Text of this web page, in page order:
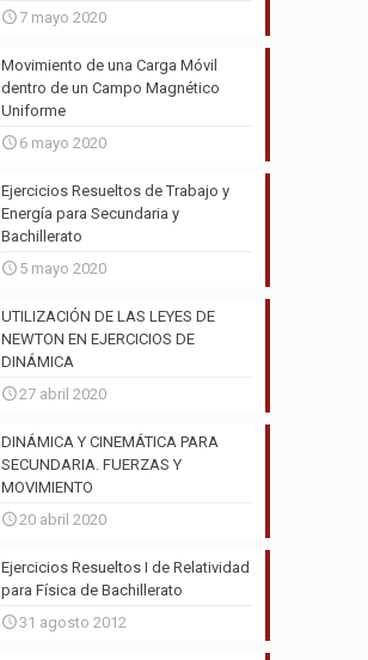
7 mayo 2020
Movimiento de una Carga Móvil
dentro de un Campo Magnético
Uniforme
6 mayo 2020
Ejercicios Resueltos de Trabajo y
Energía para Secundaria y
Bachillerato
5 mayo 2020
UTILIZACIÓN DE LAS LEYES DE
NEWTON EN EJERCICIOS DE
DINÁMICA
27 abril 2020
DINÁMICA Y CINEMÁTICA PARA
SECUNDARIA. FUERZAS Y
MOVIMIENTO
20 abril 2020
Ejercicios Resueltos I de Relatividad
para Física de Bachillerato
31 agosto 2012